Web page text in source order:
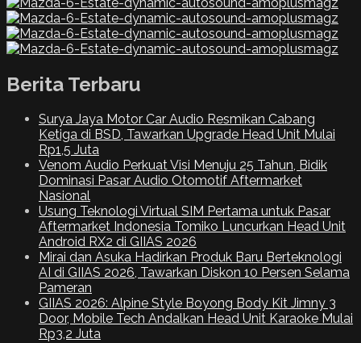
Berita Terbaru
Surya Jaya Motor Car Audio Resmikan Cabang
Ketiga di BSD, Tawarkan Upgrade Head Unit Mulai
Rp1,5 Juta
Venom Audio Perkuat Visi Menuju 25 Tahun, Bidik
Dominasi Pasar Audio Otomotif Aftermarket
Nasional
Usung Teknologi Virtual SIM Pertama untuk Pasar
Aftermarket Indonesia Tomiko Luncurkan Head Unit
Android RX2 di GIIAS 2026
Mirai dan Asuka Hadirkan Produk Baru Berteknologi
AI di GIIAS 2026, Tawarkan Diskon 10 Persen Selama
Pameran
GIIAS 2026: Alpine Style Boyong Body Kit Jimny 3
Door, Mobile Tech Andalkan Head Unit Karaoke Mulai
Rp3,2 Juta